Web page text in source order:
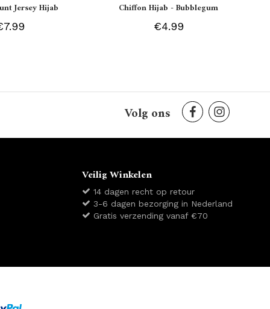
Jersey Hijab Chiffon Hijab - Bubblegum
€4.99
Volg ons
Veilig Winkelen
14 dagen recht op retour
3-6 dagen bezorging in Nederland
Gratis verzending vanaf €70